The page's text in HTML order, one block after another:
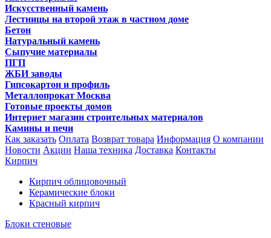
Искусственный камень
Лестницы на второй этаж в частном доме
Бетон
Натуральный камень
Сыпучие материалы
ПГП
ЖБИ заводы
Гипсокартон и профиль
Металлопрокат Москва
Готовые проекты домов
Интернет магазин строительных материалов
Камины и печи
Как заказать Оплата Возврат товара Информация О компании
Новости Акции Наша техника Доставка Контакты
Кирпич
Кирпич облицовочный
Керамические блоки
Красный кирпич
Блоки стеновые